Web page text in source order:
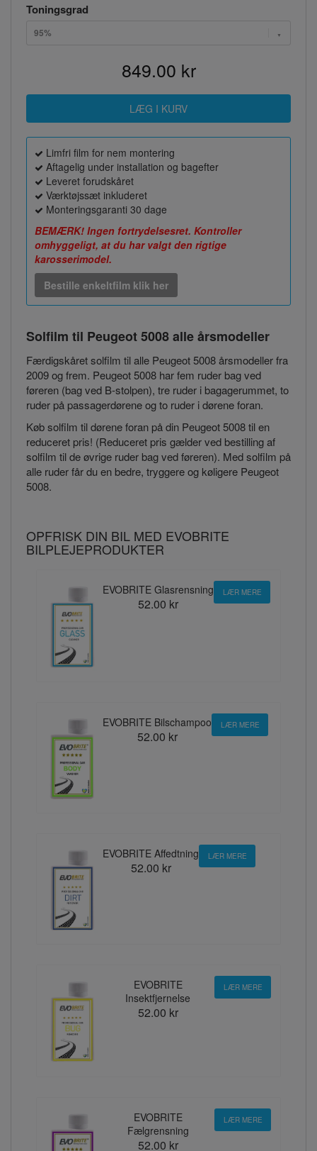
Toningsgrad
95%
849.00 kr
Limfri film for nem montering
Aftagelig under installation og bagefter
Leveret forudskåret
Værktøjssæt inkluderet
Monteringsgaranti 30 dage
BEMÆRK! Ingen fortrydelsesret. Kontroller
omhyggeligt, at du har valgt den rigtige
karosserimodel.
Bestille enkeltfilm klik her
Solfilm til Peugeot 5008alle årsmodeller
Færdigskåret solfilm til alle Peugeot 5008 årsmodeller fra
2009 og frem. Peugeot 5008 har fem ruder bag ved
føreren (bag ved B-stolpen), tre ruder i bagagerummet, to
ruder på passagerdørene og to ruder i dørene foran.
Køb solfilm til dørene foran på din Peugeot 5008 til en
reduceret pris! (Reduceret pris gælder ved bestilling af
solfilm til de øvrige ruder bag ved føreren). Med solfilm på
alle ruder får du en bedre, tryggere og køligere Peugeot
5008.
OPFRISK DIN BIL MED EVOBRITE
BILPLEJEPRODUKTER
EVOBRITE Glasrensning
52.00 kr
LÆR MERE
EVOBRITE Bilschampoo
52.00 kr
LÆR MERE
EVOBRITE Affedtning
52.00 kr
LÆR MERE
EVOBRITE
Insektfjernelse
52.00 kr
LÆR MERE
EVOBRITE
Fælgrensning
52.00 kr
LÆR MERE